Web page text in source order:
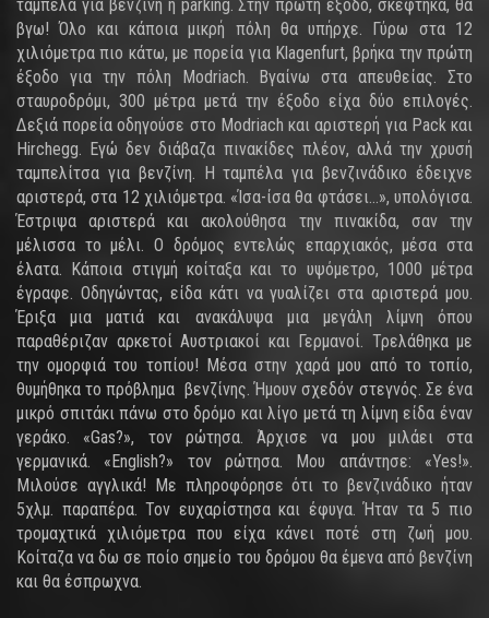
ταμπέλα για βενζίνη ή parking. Στην πρώτη έξοδο, σκέφτηκα, θα
βγω! Όλο και κάποια μικρή πόλη θα υπήρχε. Γύρω στα 12
χιλιόμετρα πιο κάτω, με πορεία για Klagenfurt, βρήκα την πρώτη
έξοδο για την πόλη Modriach. Βγαίνω στα απευθείας. Στο
σταυροδρόμι, 300 μέτρα μετά την έξοδο είχα δύο επιλογές.
Δεξιά πορεία οδηγούσε στο Modriach και αριστερή για Pack και
Hirchegg. Εγώ δεν διάβαζα πινακίδες πλέον, αλλά την χρυσή
ταμπελίτσα για βενζίνη. Η ταμπέλα για βενζινάδικο έδειχνε
αριστερά, στα 12 χιλιόμετρα. «Ίσα-ίσα θα φτάσει...», υπολόγισα.
Έστριψα αριστερά και ακολούθησα την πινακίδα, σαν την
μέλισσα το μέλι. Ο δρόμος εντελώς επαρχιακός, μέσα στα
έλατα. Κάποια στιγμή κοίταξα και το υψόμετρο, 1000 μέτρα
έγραφε. Οδηγώντας, είδα κάτι να γυαλίζει στα αριστερά μου.
Έριξα μια ματιά και ανακάλυψα μια μεγάλη λίμνη όπου
παραθέριζαν αρκετοί Αυστριακοί και Γερμανοί. Τρελάθηκα με
την ομορφιά του τοπίου! Μέσα στην χαρά μου από το τοπίο,
θυμήθηκα το πρόβλημα βενζίνης. Ήμουν σχεδόν στεγνός. Σε ένα
μικρό σπιτάκι πάνω στο δρόμο και λίγο μετά τη λίμνη είδα έναν
γεράκο. «Gas?», τον ρώτησα. Άρχισε να μου μιλάει στα
γερμανικά. «English?» τον ρώτησα. Μου απάντησε: «Yes!».
Μιλούσε αγγλικά! Με πληροφόρησε ότι το βενζινάδικο ήταν
5χλμ. παραπέρα. Τον ευχαρίστησα και έφυγα. Ήταν τα 5 πιο
τρομαχτικά χιλιόμετρα που είχα κάνει ποτέ στη ζωή μου.
Κοίταζα να δω σε ποίο σημείο του δρόμου θα έμενα από βενζίνη
και θα έσπρωχνα.